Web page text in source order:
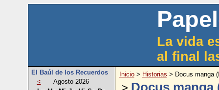
La vida
al final
El Baúl de los Recuerdos
<
Agosto 2026
Inicio> Historias > Docus manga
Docus manga